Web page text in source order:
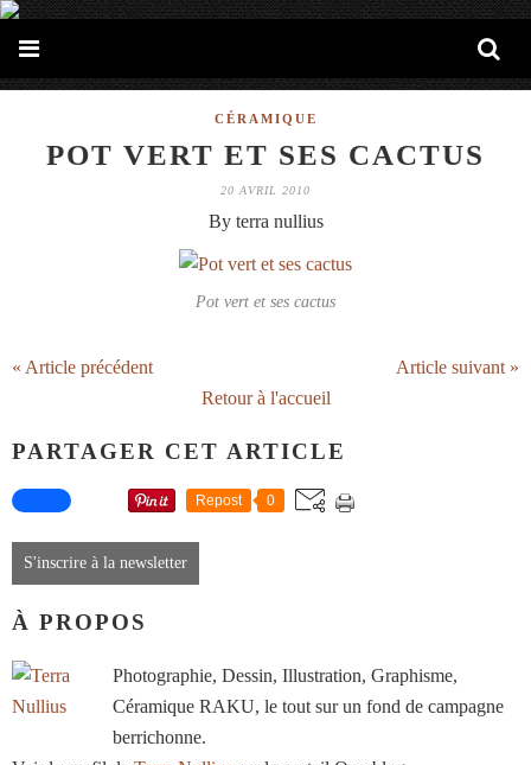
CÉRAMIQUE
POT VERT ET SES CACTUS
20 AVRIL 2010
By terra nullius
Pot vert et ses cactus
« Article précédent
Article suivant »
Retour à l'accueil
PARTAGER CET ARTICLE
Repost 0
S'inscrire à la newsletter
À PROPOS
Photographie, Dessin, Illustration, Graphisme,
Céramique RAKU, le tout sur un fond de campagne
berrichonne.